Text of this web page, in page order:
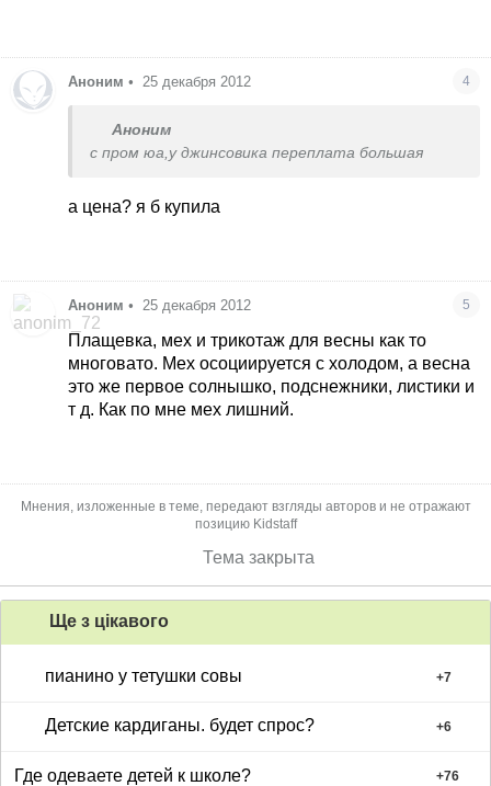
Аноним • 25 декабря 2012 4
Аноним
с пром юа,у джинсовика переплата большая
а цена? я б купила
Аноним • 25 декабря 2012 5
Плащевка, мех и трикотаж для весны как то
многовато. Мех осоциируется с холодом, а весна
это же первое солнышко, подснежники, листики и
т д. Как по мне мех лишний.
Мнения, изложенные в теме, передают взгляды авторов и не отражают
позицию Kidstaff
Тема закрыта
Ще з цiкавого
пианино у тетушки совы +7
Детские кардиганы. будет спрос? +6
Где одеваете детей к школе? +76